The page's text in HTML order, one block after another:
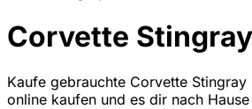
Corvette
Kaufe gebrauchte Corvette
online kaufen und es dir nach